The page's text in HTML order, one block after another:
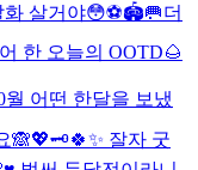
화 살거야😳⚽️🏟️🥅더
한 오늘의 OOTD🌰
월 어떤 한달을 보냈
🙈💖🗝️🍀✨ 잘자 굿